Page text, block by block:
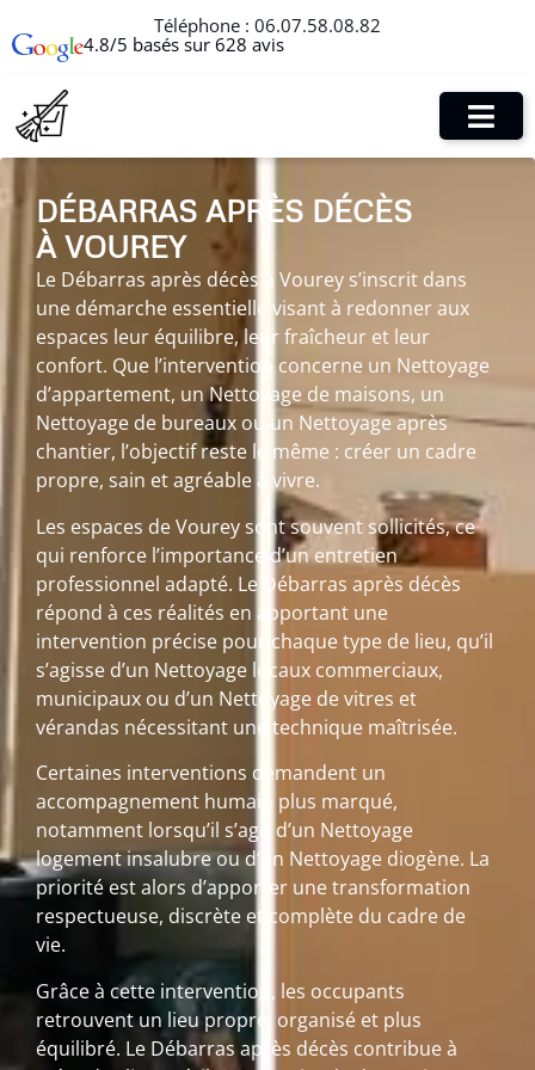
Téléphone : 06.07.58.08.82
4.8/5 basés sur 628 avis
DÉBARRAS APRÈS DÉCÈS
À VOUREY
Le Débarras après décès à Vourey s’inscrit dans
une démarche essentielle visant à redonner aux
espaces leur équilibre, leur fraîcheur et leur
confort. Que l’intervention concerne un Nettoyage
d’appartement, un Nettoyage de maisons, un
Nettoyage de bureaux ou un Nettoyage après
chantier, l’objectif reste le même : créer un cadre
propre, sain et agréable à vivre.
Les espaces de Vourey sont souvent sollicités, ce
qui renforce l’importance d’un entretien
professionnel adapté. Le Débarras après décès
répond à ces réalités en apportant une
intervention précise pour chaque type de lieu, qu’il
s’agisse d’un Nettoyage locaux commerciaux,
municipaux ou d’un Nettoyage de vitres et
vérandas nécessitant une technique maîtrisée.
Certaines interventions demandent un
accompagnement humain plus marqué,
notamment lorsqu’il s’agit d’un Nettoyage
logement insalubre ou d’un Nettoyage diogène. La
priorité est alors d’apporter une transformation
respectueuse, discrète et complète du cadre de
vie.
Grâce à cette intervention, les occupants
retrouvent un lieu propre, organisé et plus
équilibré. Le Débarras après décès contribue à